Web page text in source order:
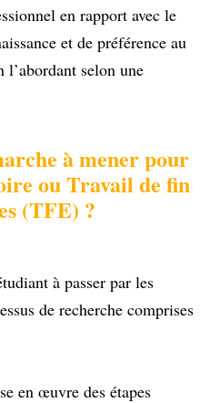
en rapport avec le
et de préférence au
selon une
à mener pour
ou Travail de fin
(TFE) ?
à passer par les
de recherche comprises
en œuvre des étapes